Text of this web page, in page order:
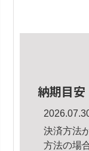
納期目安
決済方法
方法の場